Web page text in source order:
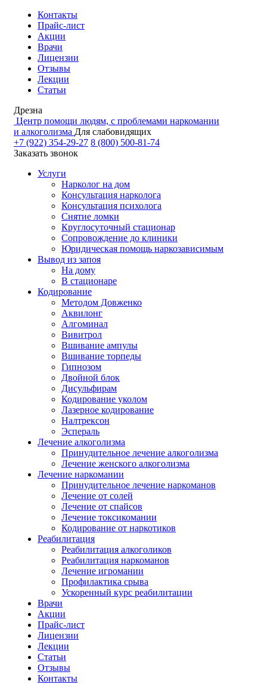
Контакты
Прайс-лист
Акции
Врачи
Лицензии
Отзывы
Лекции
Статьи
Дрезна
Центр помощи людям, с проблемами наркомании
и алкоголизма Для слабовидящих
+7 (922) 354-29-27 8 (800) 500-81-74
Заказать звонок
Услуги
Нарколог на дом
Консультация нарколога
Консультация психолога
Снятие ломки
Круглосуточный стационар
Сопровождение до клиники
Юридическая помощь наркозависимым
Вывод из запоя
На дому
В стационаре
Кодирование
Методом Довженко
Аквилонг
Алгоминал
Вивитрол
Вшивание ампулы
Вшивание торпеды
Гипнозом
Двойной блок
Дисульфирам
Кодирование уколом
Лазерное кодирование
Налтрексон
Эспераль
Лечение алкоголизма
Принудительное лечение алкоголизма
Лечение женского алкоголизма
Лечение наркомании
Принудительное лечение наркоманов
Лечение от солей
Лечение от спайсов
Лечение токсикомании
Кодирование от наркотиков
Реабилитация
Реабилитация алкоголиков
Реабилитация наркоманов
Лечение игромании
Профилактика срыва
Ускоренный курс реабилитации
Врачи
Акции
Прайс-лист
Лицензии
Лекции
Статьи
Отзывы
Контакты